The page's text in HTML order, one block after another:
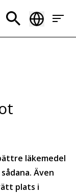
läkemedel
Även
plats i